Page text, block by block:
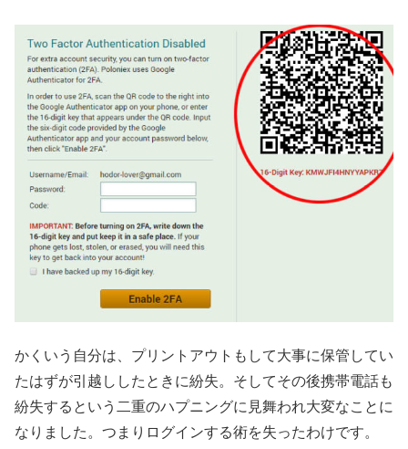
かくいう自分は、プリントアウトもして大事に保管してい
たはずが引越ししたときに紛失。そしてその後携帯電話も
紛失するという二重のハプニングに見舞われ大変なことに
なりました。つまりログインする術を失ったわけです。